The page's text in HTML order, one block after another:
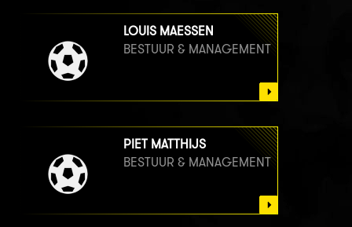
LOUIS MAESSEN
BESTUUR & MANAGEMENT
PIET MATTHIJS
BESTUUR & MANAGEMENT